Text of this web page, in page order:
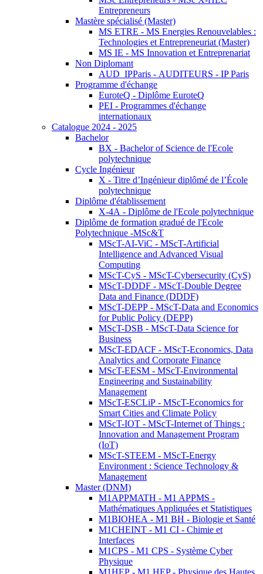
Entrepreneurs
Mastère spécialisé (Master)
MS ETRE - MS Energies Renouvelables :
Technologies et Entrepreneuriat (Master)
MS IE - MS Innovation et Entreprenariat
Non Diplomant
AUD_IPParis - AUDITEURS - IP Paris
Programme d'échange
EuroteQ - Diplôme EuroteQ
PEI - Programmes d'échange
internationaux
Catalogue 2024 - 2025
Bachelor
BX - Bachelor of Science de l'Ecole
polytechnique
Cycle Ingénieur
X - Titre d’Ingénieur diplômé de l’École
polytechnique
Diplôme d'établissement
X-4A - Diplôme de l'Ecole polytechnique
Diplôme de formation gradué de l'Ecole
Polytechnique -MSc&T
MScT-AI-ViC - MScT-Artificial
Intelligence and Advanced Visual
Computing
MScT-CyS - MScT-Cybersecurity (CyS)
MScT-DDDF - MScT-Double Degree
Data and Finance (DDDF)
MScT-DEPP - MScT-Data and Economics
for Public Policy (DEPP)
MScT-DSB - MScT-Data Science for
Business
MScT-EDACF - MScT-Economics, Data
Analytics and Corporate Finance
MScT-EESM - MScT-Environmental
Engineering and Sustainability
Management
MScT-ESCLiP - MScT-Economics for
Smart Cities and Climate Policy
MScT-IOT - MScT-Internet of Things :
Innovation and Management Program
(IoT)
MScT-STEEM - MScT-Energy
Environment : Science Technology &
Management
Master (DNM)
M1APPMATH - M1 APPMS -
Mathématiques Appliquées et Statistiques
M1BIOHEA - M1 BH - Biologie et Santé
M1CHEINT - M1 CI - Chimie et
Interfaces
M1CPS - M1 CPS - Système Cyber
Physique
M1HEP - M1 HEP - Physique des Hautes